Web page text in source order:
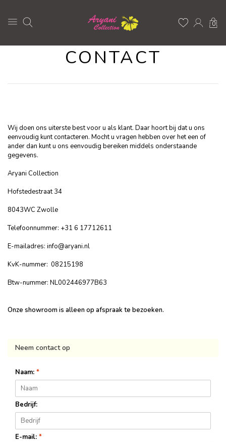
0
CONTACT
Wij doen ons uiterste best voor u als klant. Daar hoort bij dat u ons
eenvoudig kunt contacteren. Mocht u vragen hebben over het een of
ander dan kunt u ons eenvoudig bereiken middels onderstaande
gegevens.
Aryani Collection
Hofstedestraat 34
8043WC Zwolle
Telefoonnummer: +31 6 17712611
E-mailadres: info@aryani.nl
KvK-nummer: 08215198
Btw-nummer: NL002446977B63
Onze showroom is alleen op afspraak te bezoeken.
Neem contact op
Naam: *
Bedrijf:
E-mail: *